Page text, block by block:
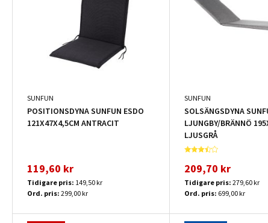
SUNFUN
POSITIONSDYNA SUNFUN ESDO
121X47X4,5CM ANTRACIT
119,60 kr
Tidigare pris: 149,50 kr
Ord. pris: 299,00 kr
SUNFUN
SOLSÄNGSDYNA
LJUNGBY/BRÄNNÖ
LJUSGRÅ
209,70 kr
Tidigare pris: 279,60 kr
Ord. pris: 699,00 kr